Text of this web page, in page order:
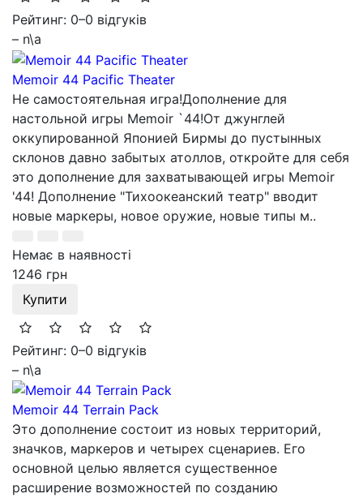
Рейтинг: 0–0 відгуків
– n\a
Memoir 44 Pacific Theater
Не самостоятельная игра!Дополнение для
настольной игры Memoir `44!От джунглей
оккупированной Японией Бирмы до пустынных
склонов давно забытых атоллов, откройте для себя
это дополнение для захватывающей игры Memoir
'44! Дополнение "Тихоокеанский театр" вводит
новые маркеры, новое оружие, новые типы м..
Немає в наявності
1246 грн
Купити
Рейтинг: 0–0 відгуків
– n\a
Memoir 44 Terrain Pack
Это дополнение состоит из новых территорий,
значков, маркеров и четырех сценариев. Его
основной целью является существенное
расширение возможностей по созданию